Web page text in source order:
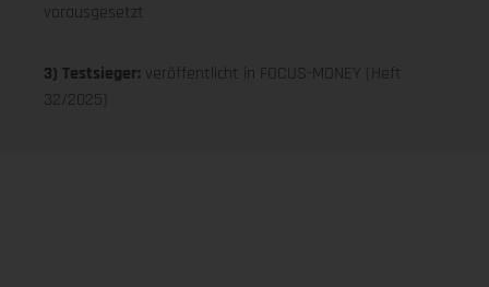
vorausgesetzt
3) Testsieger: veröffentlicht in FOCUS-MONEY (Heft
32/2025)